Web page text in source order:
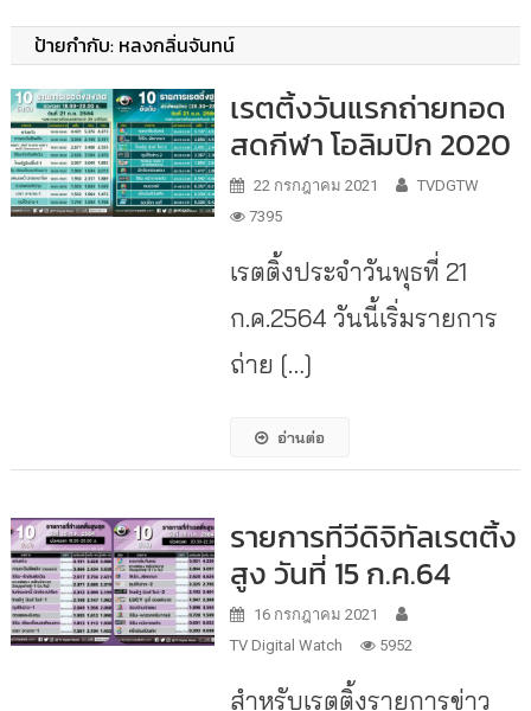
ป้ายกำกับ: หลงกลิ่นจันทน์
เรตติ้งวันแรกถ่ายทอด
สดกีฬา โอลิมปิก 2020
22 กรกฎาคม 2021
TVDGTW
7395
เรตติ้งประจำวันพุธที่ 21
ก.ค.2564 วันนี้เริ่มรายการ
ถ่าย […]
อ่านต่อ
รายการทีวีดิจิทัลเรตติ้ง
สูง วันที่ 15 ก.ค.64
16 กรกฎาคม 2021
TV Digital Watch
5952
สำหรับเรตติ้งรายการข่าว